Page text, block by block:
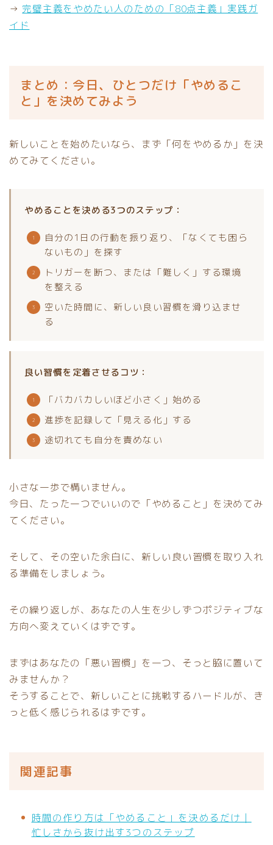
→ 完璧主義をやめたい人のための「80点主義」実践ガ
イド
まとめ：今日、ひとつだけ「やめるこ
と」を決めてみよう
新しいことを始めたいなら、まず「何をやめるか」を決
めてみてください。
やめることを決める3つのステップ：
自分の1日の行動を振り返り、「なくても困ら
ないもの」を探す
トリガーを断つ、または「難しく」する環境
を整える
空いた時間に、新しい良い習慣を滑り込ませ
る
良い習慣を定着させるコツ：
「バカバカしいほど小さく」始める
進捗を記録して「見える化」する
途切れても自分を責めない
小さな一歩で構いません。
今日、たった一つでいいので「やめること」を決めてみ
てください。
そして、その空いた余白に、新しい良い習慣を取り入れ
る準備をしましょう。
その繰り返しが、あなたの人生を少しずつポジティブな
方向へ変えていくはずです。
まずはあなたの「悪い習慣」を一つ、そっと脇に置いて
みませんか？
そうすることで、新しいことに挑戦するハードルが、き
っと低く感じられるはずです。
関連記事
時間の作り方は「やめること」を決めるだけ｜
忙しさから抜け出す3つのステップ